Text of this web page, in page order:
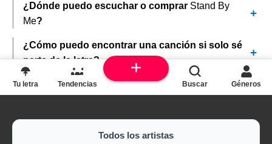
¿Dónde puedo escuchar o comprar Stand By
Me?
¿Cómo puedo encontrar una canción si solo sé
parte de la letra?
Todos los artistas
Tu letra Tendencias Buscar Géneros